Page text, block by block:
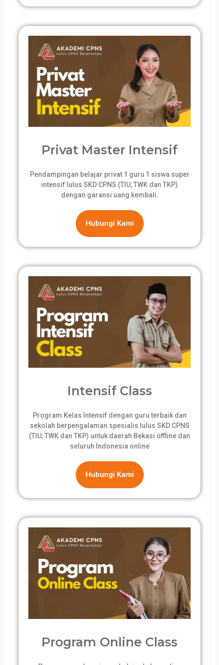
Privat Master Intensif
Pendampingan belajar privat 1 guru 1 siswa super
intensif lulus SKD CPNS (TIU, TWK dan TKP)
dengan garansi uang kembali.
Hubungi Kami
Intensif Class
Program Kelas Intensif dengan guru terbaik dan
sekolah berpengalaman spesialis lulus SKD CPNS
(TIU, TWK dan TKP) untuk daerah Bekasi offline dan
seluruh Indonesia online
Hubungi Kami
Program Online Class